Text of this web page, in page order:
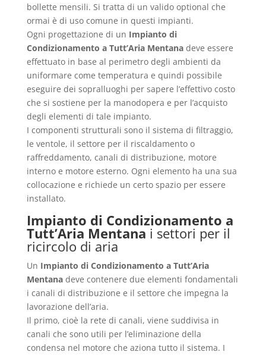
bollette mensili. Si tratta di un valido optional che
ormai è di uso comune in questi impianti.
Ogni progettazione di un Impianto di
Condizionamento a Tutt’Aria Mentanadeve essere
effettuato in base al perimetro degli ambienti da
uniformare come temperatura e quindi possibile
eseguire dei sopralluoghi per sapere l’effettivo costo
che si sostiene per la manodopera e per l’acquisto
degli elementi di tale impianto.
I componenti strutturali sono il sistema di filtraggio,
le ventole, il settore per il riscaldamento o
raffreddamento, canali di distribuzione, motore
interno e motore esterno. Ogni elemento ha una sua
collocazione e richiede un certo spazio per essere
installato.
Impianto di Condizionamento a
Tutt’Aria Mentana i settori per il
ricircolo di aria
Un Impianto di Condizionamento a Tutt’Aria
Mentanadeve contenere due elementi fondamentali
i canali di distribuzione e il settore che impegna la
lavorazione dell’aria.
Il primo, cioè la rete di canali, viene suddivisa in
canali che sono utili per l’eliminazione della
condensa nel motore che aziona tutto il sistema. I